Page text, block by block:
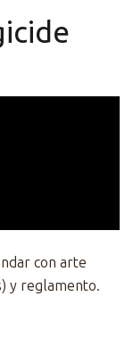
con arte
y reglamento.